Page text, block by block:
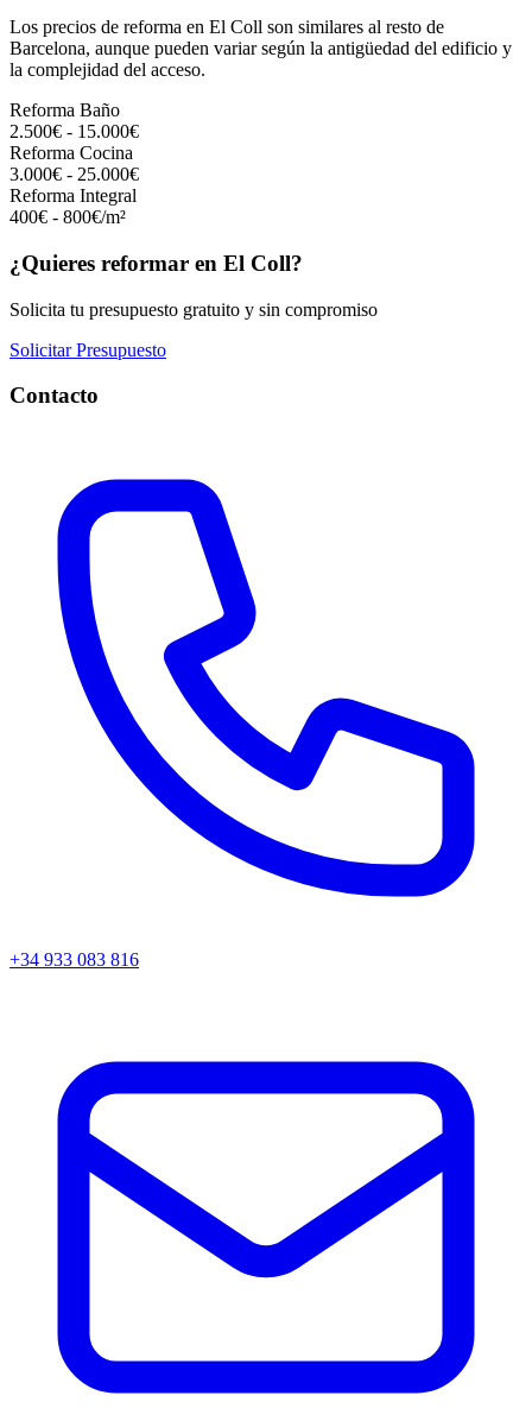
Los precios de reforma en El Coll son similares al resto de
Barcelona, aunque pueden variar según la antigüedad del edificio y
la complejidad del acceso.
Reforma Baño
2.500€ - 15.000€
Reforma Cocina
3.000€ - 25.000€
Reforma Integral
400€ - 800€/m²
¿Quieres reformar en El Coll?
Solicita tu presupuesto gratuito y sin compromiso
Solicitar Presupuesto
Contacto
+34 933 083 816